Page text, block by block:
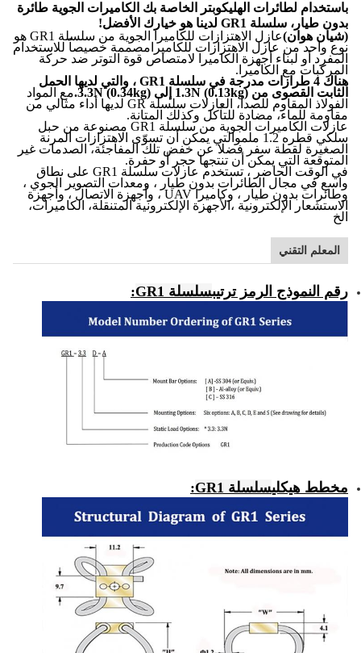
باستخدام لطائرات الهليكوبتر الخاصة بك الكاميرات الجوية طائرة
بدون طيار، سلسلة GR1 لدينا هو خيارك الأفضل!
(شيان هوان)
عازل الاهتزازات للكاميرا الجوية من سلسلة GR1 هو
نوع واحد من عازل الاهتزازات للكاميرامصممة خصيصاً للاستخدام
المفرد أو لبناء أجهزة الكاميرا لامتصاص قوة التوتر ضد حركة
المركبات مع الكاميرا.
هناك 4 طرازات مدرجة في سلسلة GR1 ، والتي لديها الحمل
الثابت القصوى من 1.3N (0.13kg) إلى 3.3N (0.34kg).
مع المواد
الفولاذ المقاوم للصدأ، العازلات سلسلة GR لديها أداء مثالي من
مقاومة للماء، مضادة للتآكل وكذلك المتانة.
عازلات الكاميرات الجوية من سلسلة GR1 مصنوعة من حبل
سلكي قطره 1.2 ملموالتي يمكن أن تسوّى الاهتزازات المرنة
الصغيرة لقطة سفر فضلا عن خفض تلك المفاجئة، الصدمات غير
المتوقعة التي يمكن أن تنتجها حجر أو حفرة.
في الوقت الحاضر ، تستخدم عازلات سلسلة GR1 على نطاق
واسع في مجال الطائرات بدون طيار ، ومعدات التصوير الجوي ،
وطائرات بدون طيار ، وكاميرا UAV ، وأجهزة الاتصال ، وأجهزة
الاستشعار الإلكترونية ،الأجهزة الإلكترونية المتنقلة، الكاميرات،
الخ
المعلم التقني
رقم النموذج الرمز ترتيبسلسلة GR1 :
مخطط هيكليسلسلة GR1 :